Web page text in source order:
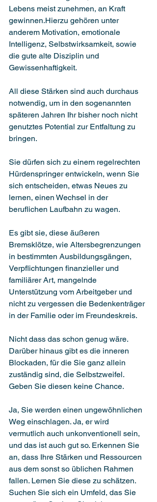
Lebens meist zunehmen, an Kraft
gewinnen.Hierzu gehören unter
anderem Motivation, emotionale
Intelligenz, Selbstwirksamkeit, sowie
die gute alte Disziplin und
Gewissenhaftigkeit.
All diese Stärken sind auch durchaus
notwendig, um in den sogenannten
späteren Jahren Ihr bisher noch nicht
genutztes Potential zur Entfaltung zu
bringen.
Sie dürfen sich zu einem regelrechten
Hürdenspringer entwickeln, wenn Sie
sich entscheiden, etwas Neues zu
lernen, einen Wechsel in der
beruflichen Laufbahn zu wagen.
Es gibt sie, diese äußeren
Bremsklötze, wie Altersbegrenzungen
in bestimmten Ausbildungsgängen,
Verpflichtungen finanzieller und
familiärer Art, mangelnde
Unterstützung vom Arbeitgeber und
nicht zu vergessen die Bedenkenträger
in der Familie oder im Freundeskreis.
Nicht dass das schon genug wäre.
Darüber hinaus gibt es die inneren
Blockaden, für die Sie ganz allein
zuständig sind, die Selbstzweifel.
Geben Sie diesen keine Chance.
Ja, Sie werden einen ungewöhnlichen
Weg einschlagen. Ja, er wird
vermutlich auch unkonventionell sein,
und das ist auch gut so. Erkennen Sie
an, dass Ihre Stärken und Ressourcen
aus dem sonst so üblichen Rahmen
fallen. Lernen Sie diese zu schätzen.
Suchen Sie sich ein Umfeld, das Sie